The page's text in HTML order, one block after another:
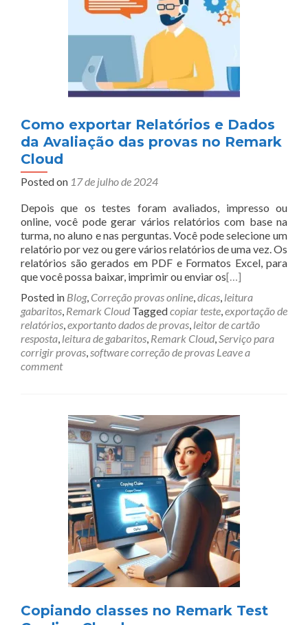
Como exportar Relatórios e Dados
da Avaliação das provas no Remark
Cloud
Posted on 17 de julho de 2024
Depois que os testes foram avaliados, impresso ou
online, você pode gerar vários relatórios com base na
turma, no aluno e nas perguntas. Você pode selecione um
relatório por vez ou gere vários relatórios de uma vez. Os
relatórios são gerados em PDF e Formatos Excel, para
que você possa baixar, imprimir ou enviar os[…]
Posted in Blog, Correção provas online,dicas, leitura
gabaritos, Remark Cloud Taggedcopiar teste,exportação de
relatórios,exportanto dados de provas, leitor de cartão
resposta, leitura de gabaritos, Remark Cloud,Serviço para
corrigir provas,software correção de provas Leave a
comment
Copiando classes no Remark Test